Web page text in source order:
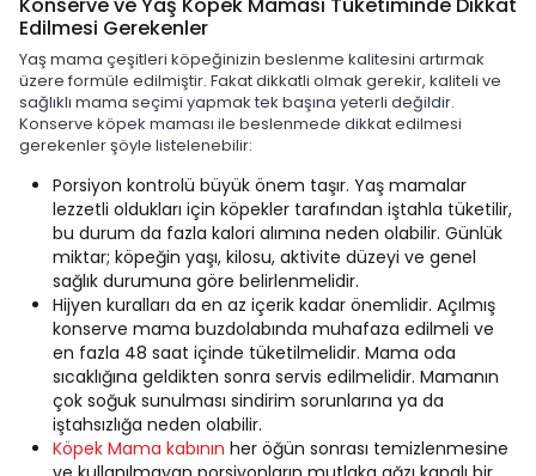
Edilmesi Gerekenler
Yaş mama çeşitleri köpeğinizin beslenme kalitesini artırmak
üzere formüle edilmiştir. Fakat dikkatli olmak gerekir, kaliteli ve
sağlıklı mama seçimi yapmak tek başına yeterli değildir.
Konserve köpek maması ile beslenmede dikkat edilmesi
gerekenler şöyle listelenebilir:
Porsiyon kontrolü büyük önem taşır. Yaş mamalar
lezzetli oldukları için köpekler tarafından iştahla tüketilir,
bu durum da fazla kalori alımına neden olabilir. Günlük
miktar; köpeğin yaşı, kilosu, aktivite düzeyi ve genel
sağlık durumuna göre belirlenmelidir.
Hijyen kuralları da en az içerik kadar önemlidir. Açılmış
konserve mama buzdolabında muhafaza edilmeli ve
en fazla 48 saat içinde tüketilmelidir. Mama oda
sıcaklığına geldikten sonra servis edilmelidir. Mamanın
çok soğuk sunulması sindirim sorunlarına ya da
iştahsızlığa neden olabilir.
Köpek Mama kabının her öğün sonrası temizlenmesine